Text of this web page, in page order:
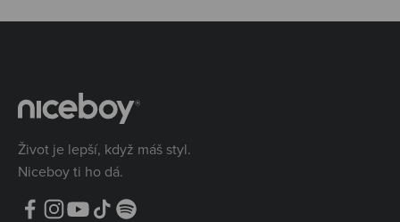
Život je lepší, když máš styl.
Niceboy ti ho dá.